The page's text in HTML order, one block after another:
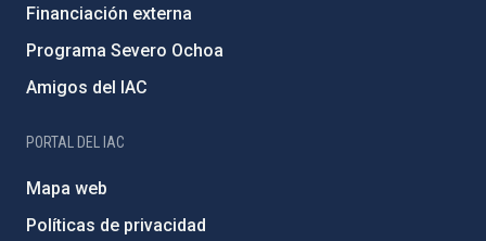
Financiación externa
Programa Severo Ochoa
Amigos del IAC
PORTAL DEL IAC
Mapa web
Políticas de privacidad